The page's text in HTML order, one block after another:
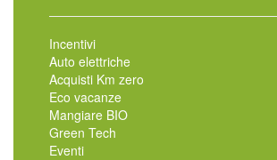
Incentivi
Auto elettriche
Acquisti Km zero
Eco vacanze
Mangiare BIO
Green Tech
Eventi